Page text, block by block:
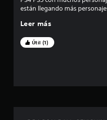
están llegando más
Son partidas rápidas e
Leer más
Útil (1)